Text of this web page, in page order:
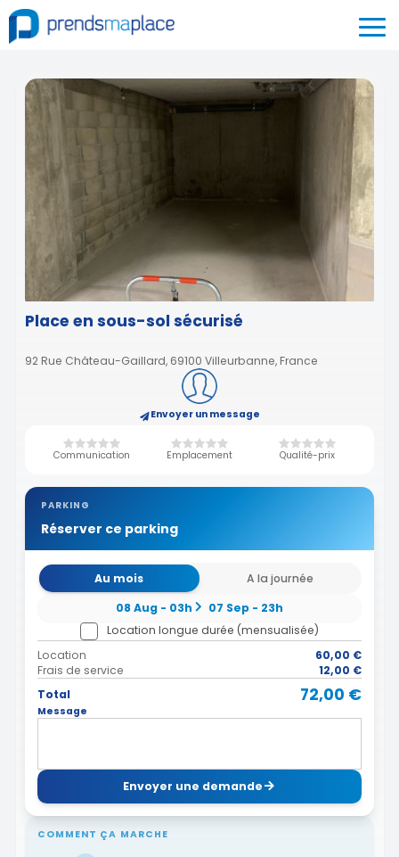
Place en sous-sol sécurisé
92 Rue Château-Gaillard, 69100 Villeurbanne, France
Envoyer un message
Communication Emplacement Qualité-prix
PARKING
Réserver ce parking
Au mois
A la journée
08 Aug - 03h
07 Sep - 23h
Location longue durée (mensualisée)
Location
60,00 €
Frais de service
12,00 €
Total
72,00 €
Message
Envoyer une demande
COMMENT ÇA MARCHE